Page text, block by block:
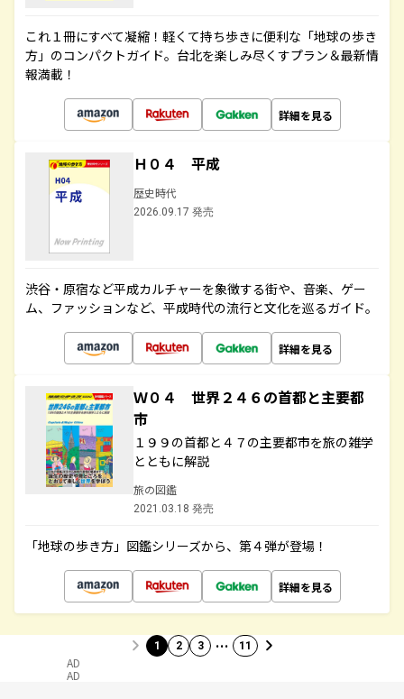
これ１冊にすべて凝縮！軽くて持ち歩きに便利な「地球の歩き
方」のコンパクトガイド。台北を楽しみ尽くすプラン＆最新情
報満載！
詳細を見る
Ｈ０４ 平成
歴史時代
2026.09.17 発売
渋谷・原宿など平成カルチャーを象徴する街や、音楽、ゲー
ム、ファッションなど、平成時代の流行と文化を巡るガイド。
詳細を見る
Ｗ０４ 世界２４６の首都と主要都
市
１９９の首都と４７の主要都市を旅の雑学
とともに解説
旅の図鑑
2021.03.18 発売
「地球の歩き方」図鑑シリーズから、第４弾が登場！
詳細を見る
1 2 3 … 11
AD
AD